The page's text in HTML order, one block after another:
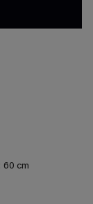
60 cm